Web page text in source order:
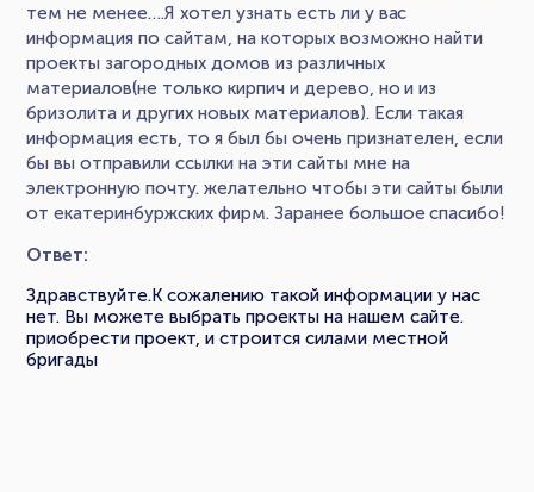
тем не менее….Я хотел узнать есть ли у вас
информация по сайтам, на которых возможно найти
проекты загородных домов из различных
материалов(не только кирпич и дерево, но и из
бризолита и других новых материалов). Если такая
информация есть, то я был бы очень признателен, если
бы вы отправили ссылки на эти сайты мне на
электронную почту. желательно чтобы эти сайты были
от екатеринбуржских фирм. Заранее большое спасибо!
Ответ:
Здравствуйте.К сожалению такой информации у нас
нет. Вы можете выбрать проекты на нашем сайте.
приобрести проект, и строится силами местной
бригады